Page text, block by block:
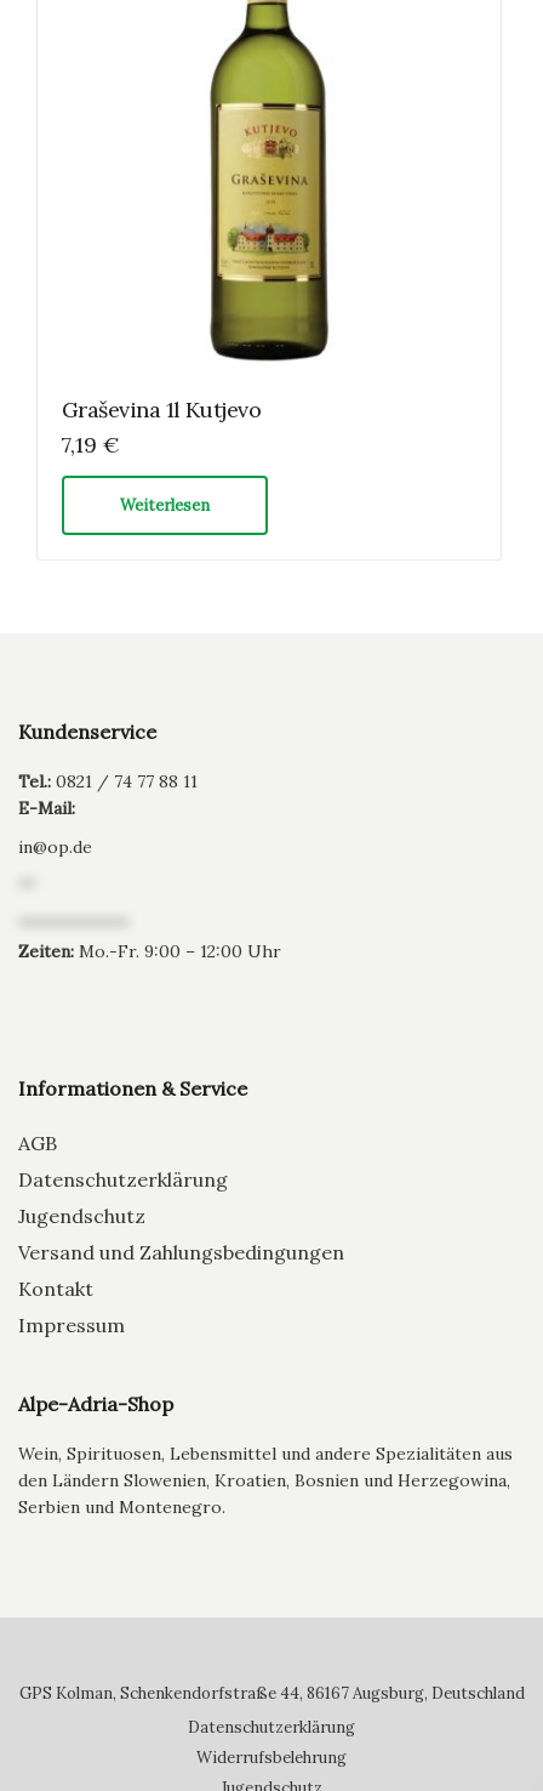
Graševina 1l Kutjevo
7,19 €
Weiterlesen
Kundenservice
Tel.: 0821 / 74 77 88 11
E-Mail:
in@op.de
Zeiten: Mo.-Fr. 9:00 – 12:00 Uhr
Informationen & Service
AGB
Datenschutzerklärung
Jugendschutz
Versand und Zahlungsbedingungen
Kontakt
Impressum
Alpe-Adria-Shop
Wein, Spirituosen, Lebensmittel und andere Spezialitäten aus
den Ländern Slowenien, Kroatien, Bosnien und Herzegowina,
Serbien und Montenegro.
GPS Kolman, Schenkendorfstraße 44, 86167 Augsburg, Deutschland
Datenschutzerklärung
Widerrufsbelehrung